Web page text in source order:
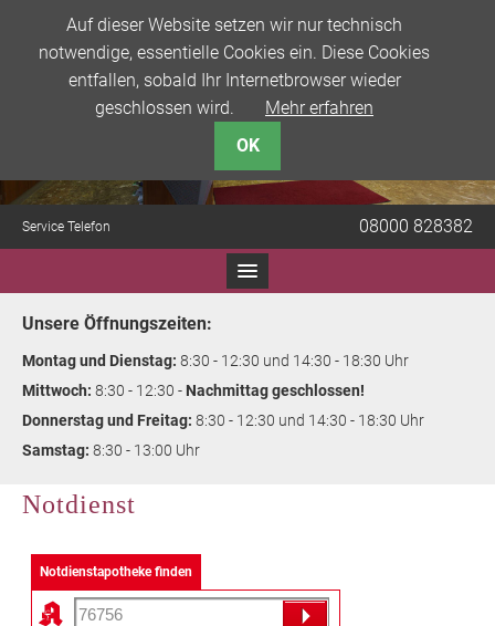
Service Telefon 08000 828382
Unsere Öffnungszeiten:
Montag und Dienstag: 8:30 - 12:30 und 14:30 - 18:30 Uhr
Mittwoch: 8:30 - 12:30 - Nachmittag geschlossen!
Donnerstag und Freitag: 8:30 - 12:30 und 14:30 - 18:30 Uhr
Samstag: 8:30 - 13:00 Uhr
Notdienst
Notdienstapotheke finden
Auf dieser Website setzen wir nur technisch
notwendige, essentielle Cookies ein. Diese Cookies
entfallen, sobald Ihr Internetbrowser wieder
geschlossen wird.
Mehr erfahren
OK